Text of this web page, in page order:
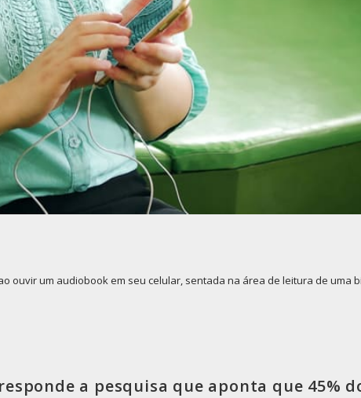
ouvir um audiobook em seu celular, sentada na área de leitura de uma
a pesquisa que aponta que 45%